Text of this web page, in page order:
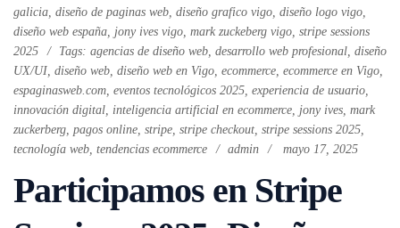
galicia diseño de paginas web diseño grafico vigo diseño logo vigo
diseño web españa jony ives vigo mark zuckeberg vigo stripe sessions
2025
Tags: agencias de diseño web desarrollo web profesional diseño
UX/UI diseño web diseño web en Vigo ecommerce ecommerce en Vigo
espaginasweb.com eventos tecnológicos 2025 experiencia de usuario
innovación digital inteligencia artificial en ecommerce jony ives mark
zuckerberg pagos online stripe stripe checkout stripe sessions 2025
tecnología web tendencias ecommerce admin mayo 17, 2025
Participamos en Stripe